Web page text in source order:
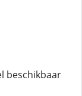
beschikbaar